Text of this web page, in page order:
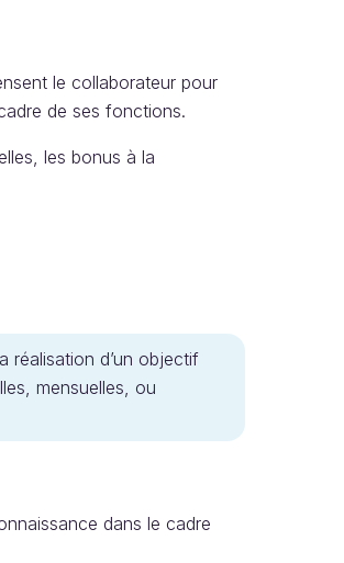
le collaborateur pour
de ses fonctions.
les bonus à la
réalisation d’un objectif
mensuelles, ou
dans le cadre